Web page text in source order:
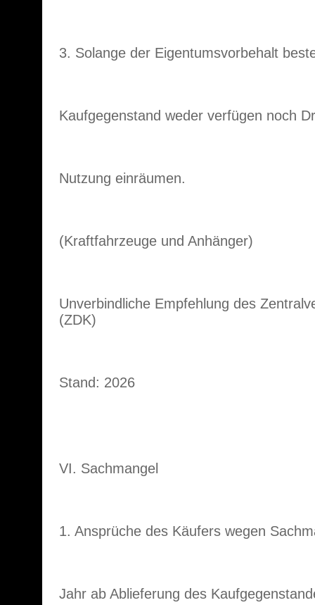
3. Solange der Eigentumsvorbehalt
Kaufgegenstand weder verfügen noch
Nutzung einräumen.
(Kraftfahrzeuge und Anhänger)
Unverbindliche Empfehlung des
(ZDK)
Stand: 2026
VI. Sachmangel
1. Ansprüche des Käufers wegen
Jahr ab Ablieferung des